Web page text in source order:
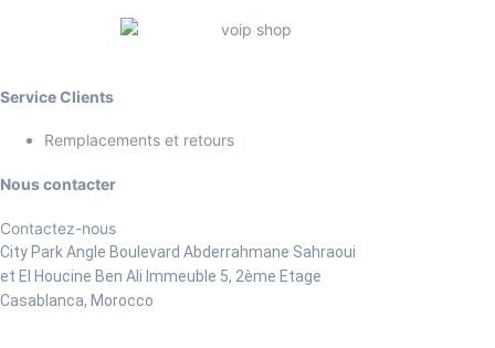
Service Clients
Remplacements et retours
Nous contacter
Contactez-nous
City Park Angle Boulevard Abderrahmane Sahraoui
et El Houcine Ben Ali Immeuble 5, 2ème Etage
Casablanca, Morocco